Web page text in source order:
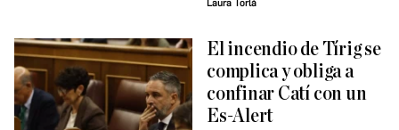
Laura Torlà
El incendio de Tírig se
complica y obliga a
confinar Catí con un
Es-Alert